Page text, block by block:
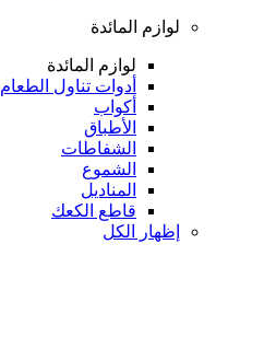
لوازم المائدة
لوازم المائدة
أدوات تناول الطعام
أكواب
الأطباق
الشفاطات
الشموع
المناديل
قاطع الكعك
إظهار الكل